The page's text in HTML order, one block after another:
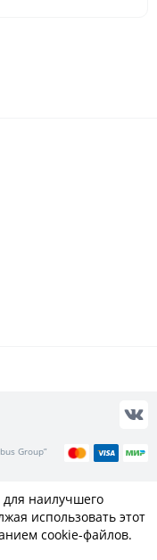
Group”
наилучшего
использовать этот
cookie-файлов.